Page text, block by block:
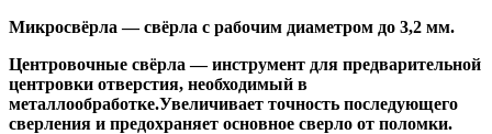
Микросвёрла — свёрла с рабочим диаметром до 3,2 мм.
Центровочные свёрла — инструмент для предварительной
центровки отверстия, необходимый в
металлообработке.Увеличивает точность последующего
сверления и предохраняет основное сверло от поломки.